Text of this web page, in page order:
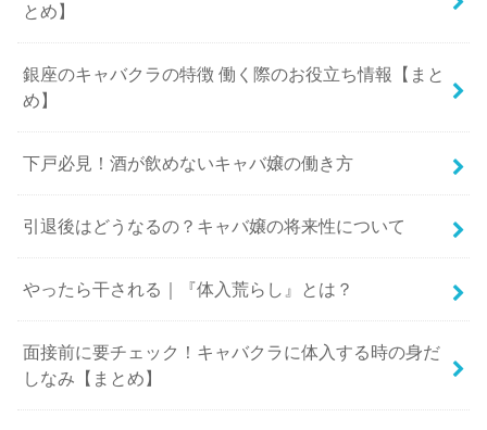
とめ】
銀座のキャバクラの特徴 働く際のお役立ち情報【まと
め】
下戸必見！酒が飲めないキャバ嬢の働き方
引退後はどうなるの？キャバ嬢の将来性について
やったら干される｜『体入荒らし』とは？
面接前に要チェック！キャバクラに体入する時の身だ
しなみ【まとめ】